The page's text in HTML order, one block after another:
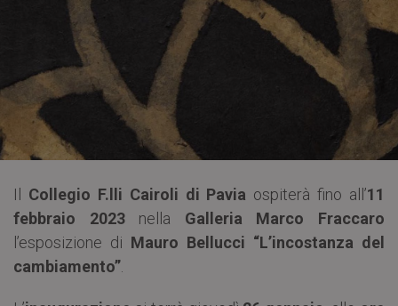
Il Collegio F.lli Cairoli di Pavia ospiterà fino all’11
febbraio 2023nella Galleria Marco Fraccaro
l’esposizione di Mauro Bellucci “L’incostanza del
cambiamento”